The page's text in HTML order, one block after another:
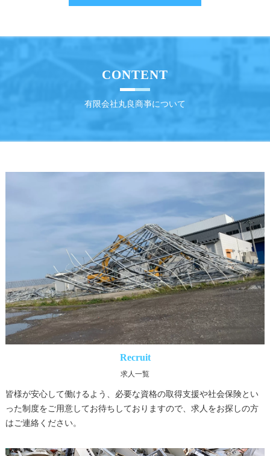
有限会社丸良商亊について
CONTENT
Recruit
求人一覧
皆様が安心して働けるよう、必要な資格の取得支援や社会保険とい
った制度をご用意してお待ちしておりますので、求人をお探しの方
はご連絡ください。